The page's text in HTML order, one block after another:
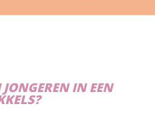
JONGEREN IN EEN